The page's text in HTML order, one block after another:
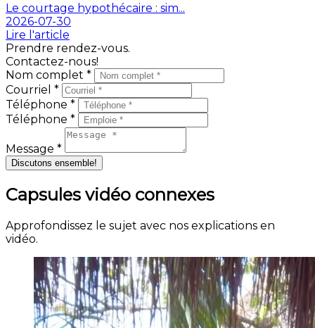
Le courtage hypothécaire : sim...
2026-07-30
Lire l'article
Prendre rendez-vous.
Contactez-nous!
Nom complet *
Courriel *
Téléphone *
Téléphone *
Message *
Discutons ensemble!
Capsules vidéo connexes
Approfondissez le sujet avec nos explications en
vidéo.